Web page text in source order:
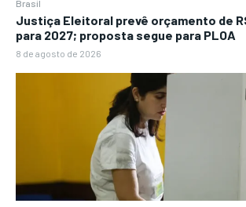
Brasil
Justiça Eleitoral prevê orçamento de
para 2027; proposta segue para PLOA
8 de agosto de 2026